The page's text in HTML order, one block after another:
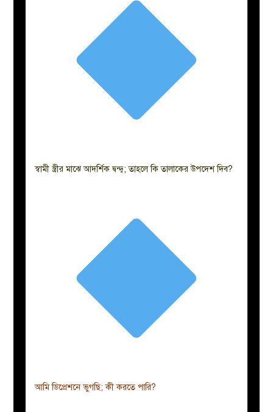
স্বামী স্ত্রীর মাঝে আদর্শিক দ্বন্দ্ব; তাহলে কি তালাকের উপদেশ দিব?
আমি ডিপ্রেশনে ভুগছি; কী করতে পারি?